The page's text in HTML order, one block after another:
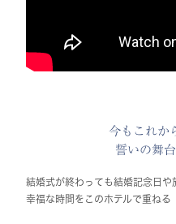
今もこれか
誓いの舞
結婚式が終わっても結婚記念日
幸福な時間をこのホテルで重ねる